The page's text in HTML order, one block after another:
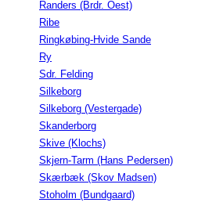
Randers (Brdr. Oest)
Ribe
Ringkøbing-Hvide Sande
Ry
Sdr. Felding
Silkeborg
Silkeborg (Vestergade)
Skanderborg
Skive (Klochs)
Skjern-Tarm (Hans Pedersen)
Skærbæk (Skov Madsen)
Stoholm (Bundgaard)